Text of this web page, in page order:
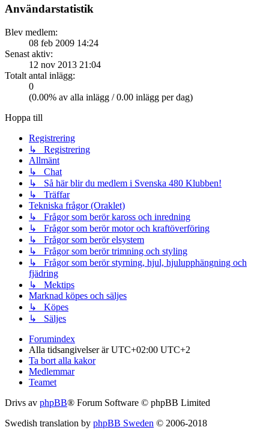
Användarstatistik
Blev medlem:
08 feb 2009 14:24
Senast aktiv:
12 nov 2013 21:04
Totalt antal inlägg:
0
(0.00% av alla inlägg / 0.00 inlägg per dag)
Hoppa till
Registrering
↳ Registrering
Allmänt
↳ Chat
↳ Så här blir du medlem i Svenska 480 Klubben!
↳ Träffar
Tekniska frågor (Oraklet)
↳ Frågor som berör kaross och inredning
↳ Frågor som berör motor och kraftöverföring
↳ Frågor som berör elsystem
↳ Frågor som berör trimning och styling
↳ Frågor som berör styrning, hjul, hjulupphängning och
fjädring
↳ Mektips
Marknad köpes och säljes
↳ Köpes
↳ Säljes
Forumindex
Alla tidsangivelser är UTC+02:00 UTC+2
Ta bort alla kakor
Medlemmar
Teamet
Drivs av phpBB® Forum Software © phpBB Limited
Swedish translation by phpBB Sweden © 2006-2018